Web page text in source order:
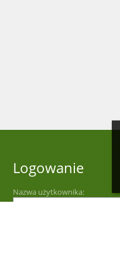
Logowanie
Nazwa użytkownika: